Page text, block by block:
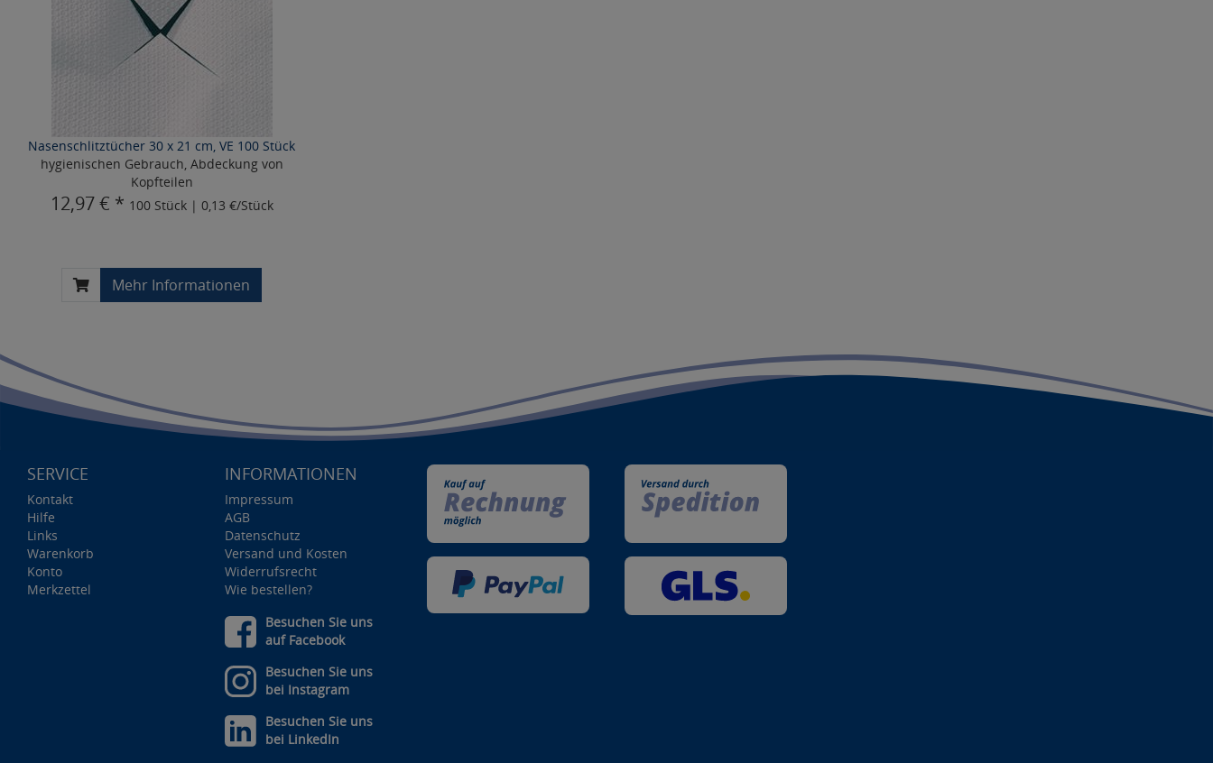
Nasenschlitztücher 30 x 21 cm, VE 100 Stück
hygienischen Gebrauch, Abdeckung von
Kopfteilen
12,97 € * 100 Stück | 0,13 €/Stück
Mehr Informationen
SERVICE
Kontakt
Hilfe
Links
Warenkorb
Konto
Merkzettel
INFORMATIONEN
Impressum
AGB
Datenschutz
Versand und Kosten
Widerrufsrecht
Wie bestellen?
Besuchen Sie uns
auf Facebook
Besuchen Sie uns
bei Instagram
Besuchen Sie uns
bei LinkedIn